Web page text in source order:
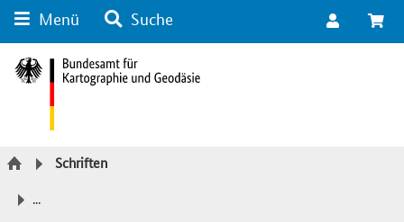
Kategorie Navigation
Menü Suche
Schriften
...